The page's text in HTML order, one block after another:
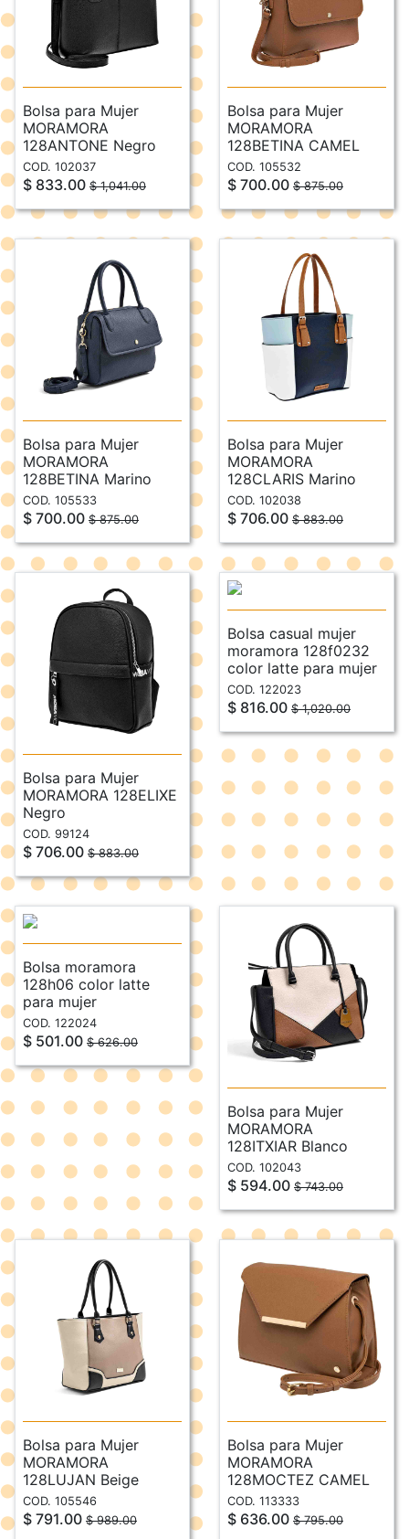
Bolsa para Mujer
MORAMORA
128ANTONE Negro
COD. 102037
$ 833.00 $ 1,041.00
Bolsa para Mujer
MORAMORA
128BETINA CAMEL
COD. 105532
$ 700.00 $ 875.00
Bolsa para Mujer
MORAMORA
128BETINA Marino
COD. 105533
$ 700.00 $ 875.00
Bolsa para Mujer
MORAMORA
128CLARIS Marino
COD. 102038
$ 706.00 $ 883.00
Bolsa para Mujer
MORAMORA 128ELIXE
Negro
COD. 99124
$ 706.00 $ 883.00
Bolsa casual mujer
moramora 128f0232
color latte para mujer
COD. 122023
$ 816.00 $ 1,020.00
Bolsa moramora
128h06 color latte
para mujer
COD. 122024
$ 501.00 $ 626.00
Bolsa para Mujer
MORAMORA
128ITXIAR Blanco
COD. 102043
$ 594.00 $ 743.00
Bolsa para Mujer
MORAMORA
128LUJAN Beige
COD. 105546
$ 791.00 $ 989.00
Bolsa para Mujer
MORAMORA
128MOCTEZ CAMEL
COD. 113333
$ 636.00 $ 795.00